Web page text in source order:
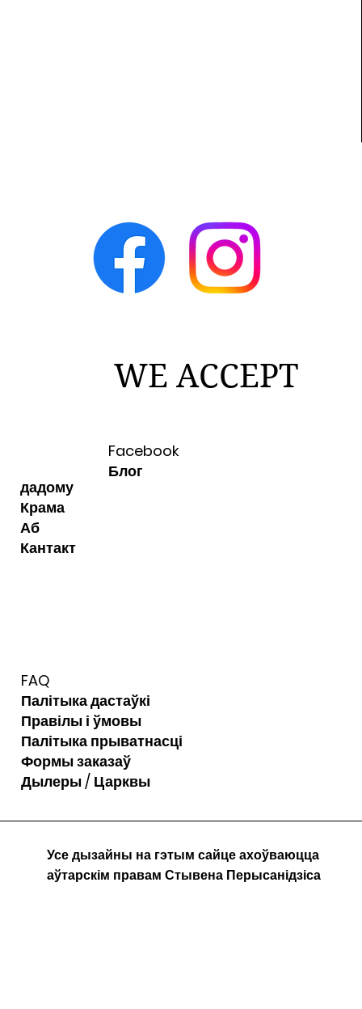
Facebook
Блог
WE ACCEPT
дадому
Крама
Аб
Кантакт
FAQ
Палітыка дастаўкі
Правілы і ўмовы
Палітыка прыватнасці
Формы заказаў
Дылеры / Царквы
Усе дызайны на гэтым сайце ахоўваюцца
аўтарскім правам Стывена Перысанідзіса